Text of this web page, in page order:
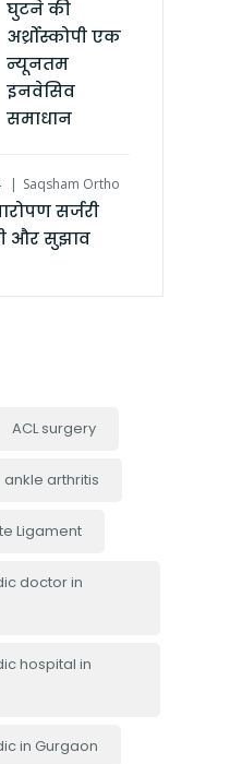
घुटने की
अर्थ्रोस्कोपी एक
न्यूनतम
इनवेसिव
समाधान
Saqsham Ortho
सर्जरी
और सुझाव
ACL surgery
ankle arthritis
Ligament
doctor in
hospital in
in Gurgaon